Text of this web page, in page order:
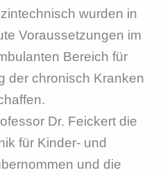
wurden in
Voraussetzungen im
Bereich für
der chronisch Kranken
Dr. Feickert die
für Kinder- und
und die